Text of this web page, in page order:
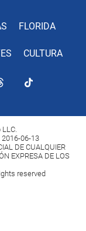
FLORIDA
CULTURA
2016-06-13
DE CUALQUIER
EXPRESA DE LOS
reserved